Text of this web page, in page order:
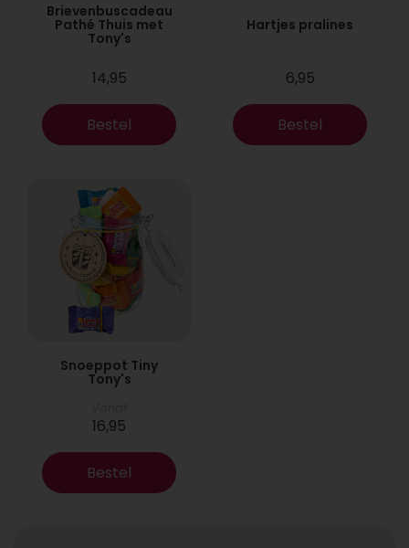
Brievenbuscadeau
Pathé Thuis met
Tony's
14,95
Bestel
Hartjes pralines
6,95
Bestel
Snoeppot Tiny
Tony's
16,95
Bestel